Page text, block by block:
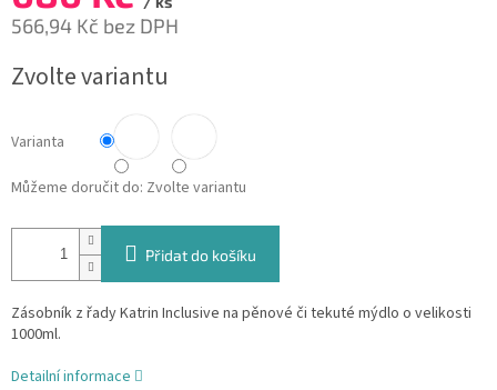
566,94 Kč bez DPH
cena:
Zvolte variantu
Varianta
Můžeme doručit do: Zvolte variantu
Přidat do košíku
Zásobník z řady Katrin Inclusive na pěnové či tekuté mýdlo o velikosti
1000ml.
Detailní informace